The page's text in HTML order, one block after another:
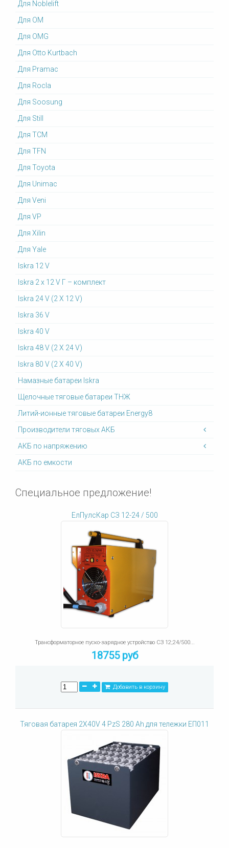
Для Noblelift
Для OM
Для OMG
Для Otto Kurtbach
Для Pramac
Для Rocla
Для Soosung
Для Still
Для TCM
Для TFN
Для Toyota
Для Unimac
Для Veni
Для VP
Для Xilin
Для Yale
Iskra 12 V
Iskra 2 x 12 V Г – комплект
Iskra 24 V (2 X 12 V)
Iskra 36 V
Iskra 40 V
Iskra 48 V (2 X 24 V)
Iskra 80 V (2 X 40 V)
Намазные батареи Iskra
Щелочные тяговые батареи ТНЖ
Литий-ионные тяговые батареи Energy8
Производители тяговых АКБ
АКБ по напряжению
АКБ по емкости
Специальное предложение!
ЕлПулсКар СЗ 12-24 / 500
Трансформаторное пуско-зарядное устройство СЗ 12;24/500...
18755 руб
Добавить в корзину
Тяговая батарея 2X40V 4 PzS 280 Ah для тележки ЕП011